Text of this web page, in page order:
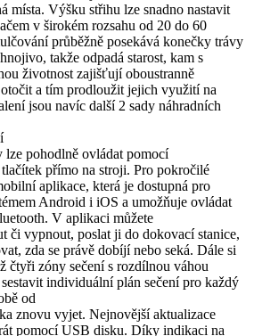
místa. Výšku střihu lze snadno nastavit
v širokém rozsahu od 20 do 60
průběžně posekává konečky trávy
takže odpadá starost, kam s
životnost zajišťují oboustranně
a tím prodloužit jejich využití na
jsou navíc další 2 sady náhradních
lze pohodlně ovládat pomocí
přímo na stroji. Pro pokročilé
aplikace, která je dostupná pro
Android i iOS a umožňuje ovládat
V aplikaci můžete
či vypnout, poslat ji do dokovací stanice,
zda se právě dobíjí nebo seká. Dále si
čtyři zóny sečení s rozdílnou váhou
individuální plán sečení pro každý
od
znovu vyjet. Nejnovější aktualizace
pomocí USB disku. Díky indikaci na